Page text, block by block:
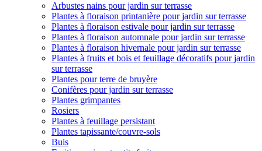
Arbustes nains pour jardin sur terrasse
Plantes à floraison printanière pour jardin sur terrasse
Plantes à floraison estivale pour jardin sur terrasse
Plantes à floraison automnale pour jardin sur terrasse
Plantes à floraison hivernale pour jardin sur terrasse
Plantes à fruits et bois et feuillage décoratifs pour jardin
sur terrasse
Plantes pour terre de bruyère
Conifères pour jardin sur terrasse
Plantes grimpantes
Rosiers
Plantes à feuillage persistant
Plantes tapissante/couvre-sols
Buis